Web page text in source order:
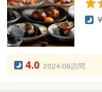
4.0 2024/06訪問